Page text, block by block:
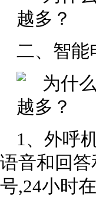
二、智能
1、外呼
语音和回
号,24小时